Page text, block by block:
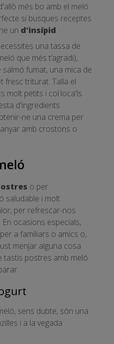
més bo amb el meló
si busques receptes
un d'insípid.
una tassa de
que més t’agradi),
fumat, una mica de
fresc triturat. Talla el
molt petits i col·loca'ls
d'ingredients
ne una crema per
amb crostons o
o per
saludable i molt
per refrescar-nos
. En ocasions especials,
a familiars o amics o,
menjar alguna cosa
tastis postres amb meló
sens dubte, són una
i a la vegada